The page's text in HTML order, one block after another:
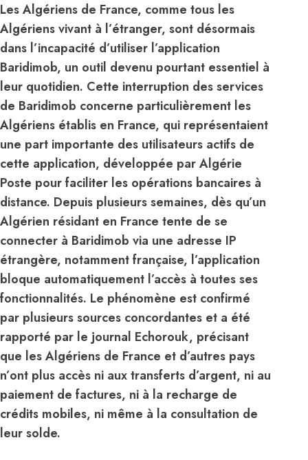
Les Algériens de France, comme tous les
Algériens vivant à l’étranger, sont désormais
dans l’incapacité d’utiliser l’application
Baridimob, un outil devenu pourtant essentiel à
leur quotidien. Cette interruption des services
de Baridimob concerne particulièrement les
Algériens établis en France, qui représentaient
une part importante des utilisateurs actifs de
cette application, développée par Algérie
Poste pour faciliter les opérations bancaires à
distance. Depuis plusieurs semaines, dès qu’un
Algérien résidant en France tente de se
connecter à Baridimob via une adresse IP
étrangère, notamment française, l’application
bloque automatiquement l’accès à toutes ses
fonctionnalités. Le phénomène est confirmé
par plusieurs sources concordantes et a été
rapporté par le journal Echorouk, précisant
que les Algériens de France et d’autres pays
n’ont plus accès ni aux transferts d’argent, ni au
paiement de factures, ni à la recharge de
crédits mobiles, ni même à la consultation de
leur solde.